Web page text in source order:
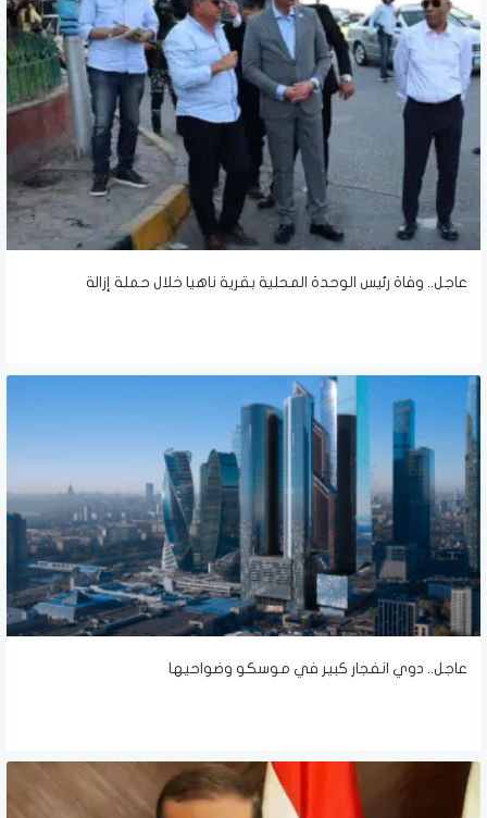
عاجل.. وفاة رئيس الوحدة المحلية بقرية ناهيا خلال حملة إزالة
عاجل.. دوي انفجار كبير في موسكو وضواحيها